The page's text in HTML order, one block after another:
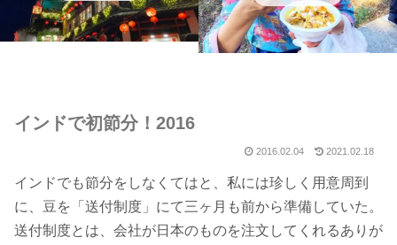
インドで初節分！2016
2016.02.04 2021.02.18
インドでも節分をしなくてはと、私には珍しく用意周到
に、豆を「送付制度」にて三ヶ月も前から準備していた。
送付制度とは、会社が日本のものを注文してくれるありが